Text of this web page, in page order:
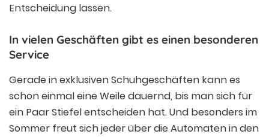
Entscheidung lassen.
In vielen Geschäften gibt es einen besonderen
Service
Gerade in exklusiven Schuhgeschäften kann es
schon einmal eine Weile dauernd, bis man sich für
ein Paar Stiefel entscheiden hat. Und besonders im
Sommer freut sich jeder über die Automaten in den